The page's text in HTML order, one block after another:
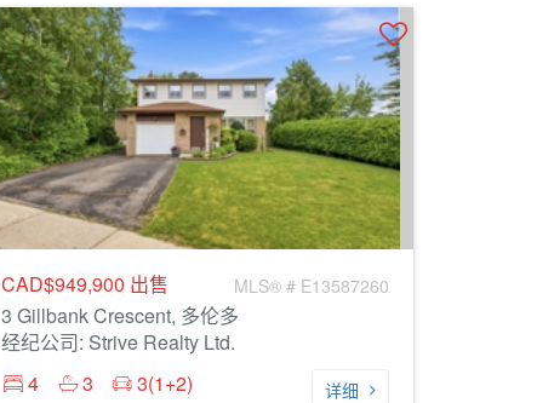
CAD$949,900 出售 MLS® # E13587260
3 Gillbank Crescent, 多伦多
经纪公司: Strive Realty Ltd.
4
3 3(1+2) 详细